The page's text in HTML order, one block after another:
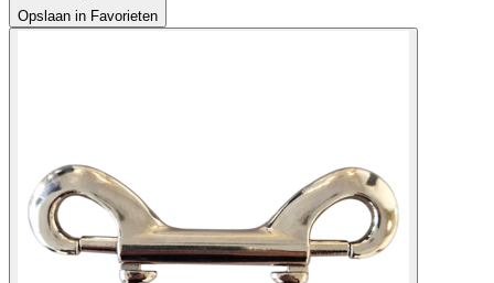
Opslaan in Favorieten